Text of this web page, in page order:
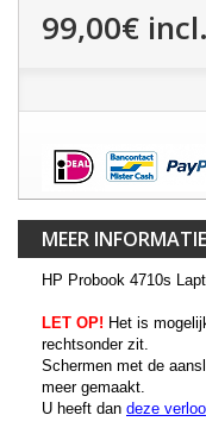
99,00€
MEER INFORMATIE
HP Probook 4710s
LET OP! Het is
rechtsonder zit.
Schermen met de
meer gemaakt.
U heeft dan deze